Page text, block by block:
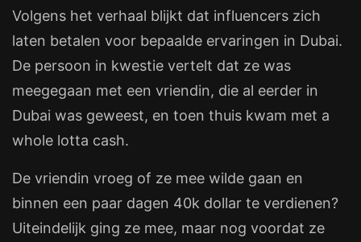
Volgens het verhaal blijkt dat influencers zich
laten betalen voor bepaalde ervaringen in Dubai.
De persoon in kwestie vertelt dat ze was
meegegaan met een vriendin, die al eerder in
Dubai was geweest, en toen thuis kwam met a
whole lotta cash.
De vriendin vroeg of ze mee wilde gaan en
binnen een paar dagen 40k dollar te verdienen?
Uiteindelijk ging ze mee, maar nog voordat ze